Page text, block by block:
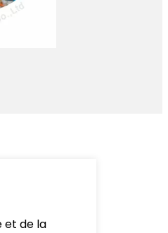
et de la